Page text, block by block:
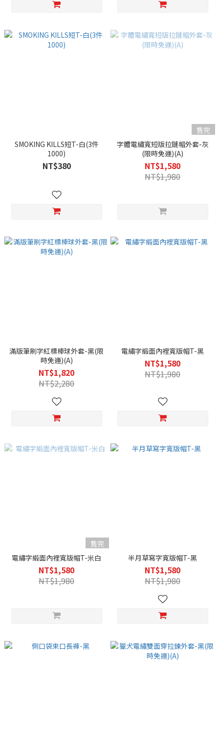
SMOKING KILLS短T-白(3件
1000)
NT$380
售完
字體電繡寬短版拉鏈帽外套-灰
(限時免運)(A)
NT$1,580
NT$1,980
滿版筆刷字紅標棒球外套-黑(限
時免運)(A)
NT$1,820
NT$2,280
電繡字緞面內裡寬版帽T-黑
NT$1,580
NT$1,980
售完
電繡字緞面內裡寬版帽T-米白
NT$1,580
NT$1,980
半月草寫字寬版帽T-黑
NT$1,580
NT$1,980